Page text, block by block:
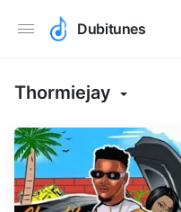
Dubitunes
Thormiejay